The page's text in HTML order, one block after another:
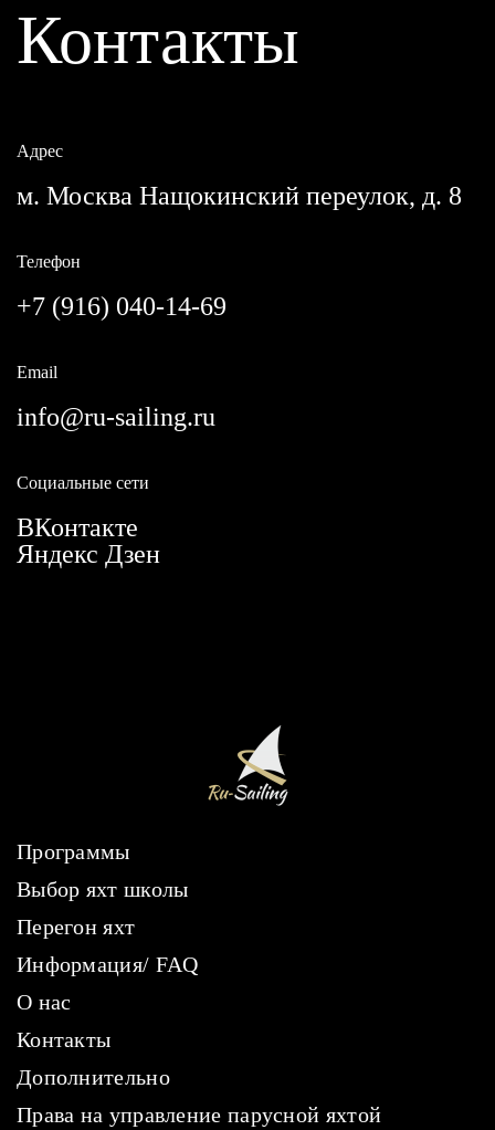
Контакты
Адрес
м. Москва Нащокинский переулок, д. 8
Телефон
+7 (916) 040-14-69
Email
info@ru-sailing.ru
Социальные сети
ВКонтакте
Яндекс Дзен
Программы
Выбор яхт школы
Перегон яхт
Информация/ FAQ
О нас
Контакты
Дополнительно
Права на управление парусной яхтой